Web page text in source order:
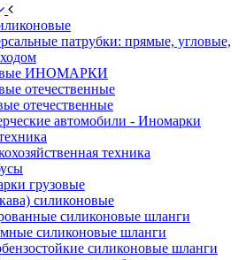
патрубки: прямые, угловые,
ИНОМАРКИ
отечественные
отечественные
автомобили - Иномарки
техника
грузовые
силиконовые
силиконовые шланги
силиконовые шланги
силиконовые шланги